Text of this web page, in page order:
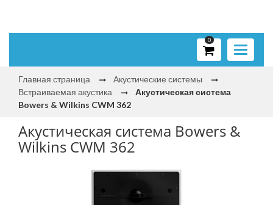
Toggle
0
Главная страница
Акустические системы
Встраиваемая акустика
Акустическая система
Bowers & Wilkins CWM 362
Акустическая система Bowers &
Wilkins CWM 362